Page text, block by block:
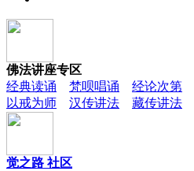
佛法讲座专区
经典读诵
梵呗唱诵 经论次第
以戒为师
汉传讲法 藏传讲法
觉之路 社区